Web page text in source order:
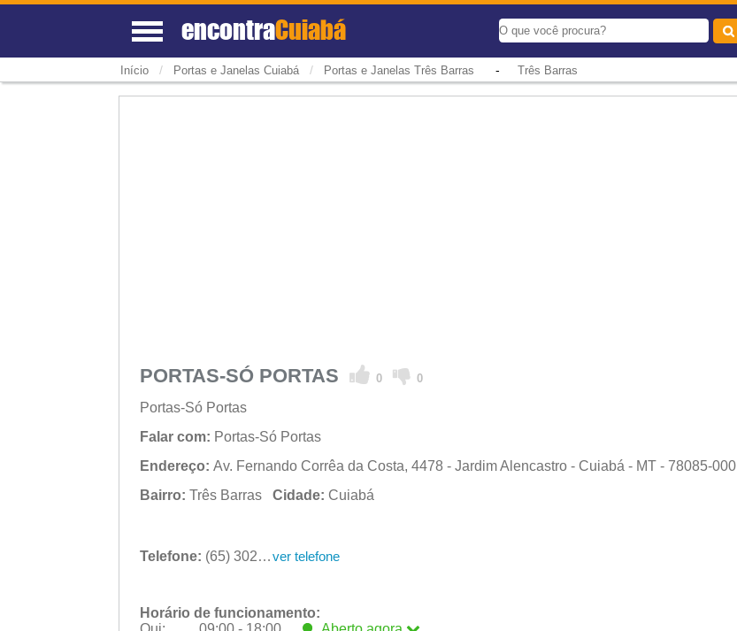
encontraCuiabá
Início / Portas e Janelas Cuiabá / Portas e Janelas Três Barras - Três Barras
PORTAS-SÓ PORTAS 0 0
Portas-Só Portas
Falar com: Portas-Só Portas
Endereço: Av. Fernando Corrêa da Costa, 4478 - Jardim Alencastro - Cuiabá - MT - 78085-000
Bairro: Três Barras Cidade: Cuiabá
Telefone: (65) 3028-3302 ver telefone
Horário de funcionamento: